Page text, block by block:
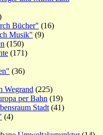
Bücher" (16)
Musik" (9)
(150)
(171)
(36)
Wegrand (225)
per Bahn (19)
Stadt (41)
(4)